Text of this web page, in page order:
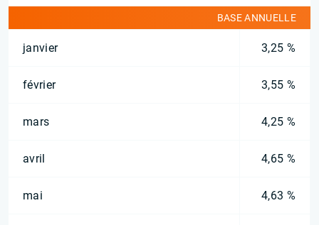
BASE ANNUELLE
janvier 3,25 %
février 3,55 %
mars 4,25 %
avril 4,65 %
mai 4,63 %